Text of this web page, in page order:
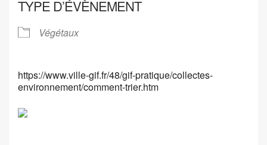
TYPE D’ÉVÈNEMENT
Végétaux
https://www.ville-gif.fr/48/gif-pratique/collectes-
environnement/comment-trier.htm